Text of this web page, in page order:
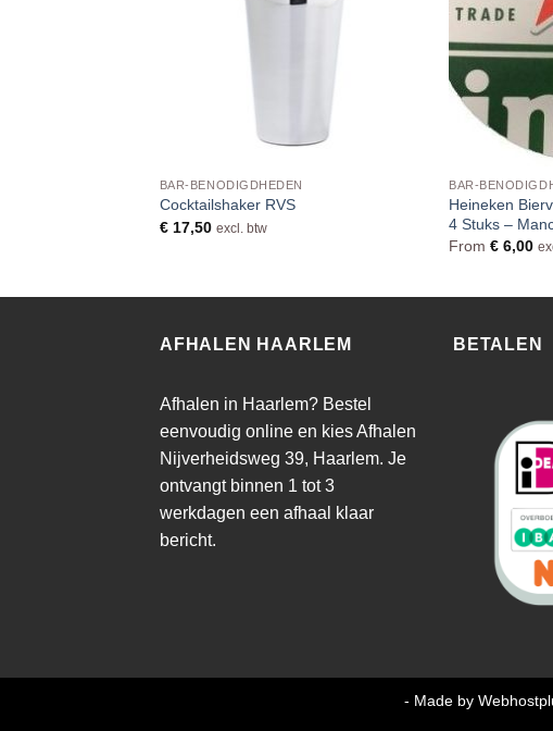
BAR-BENODIGDHEDEN
Cocktailshaker RVS
€17,50 excl. btw
BAR-
Heineken
4 Stuks –
From€ 6,00
AFHALEN HAARLEM
Afhalen in Haarlem? Bestel
eenvoudig online en kies Afhalen
Nijverheidsweg 39, Haarlem. Je
ontvangt binnen 1 tot 3
werkdagen een afhaal klaar
bericht.
BETALEN
- Made by